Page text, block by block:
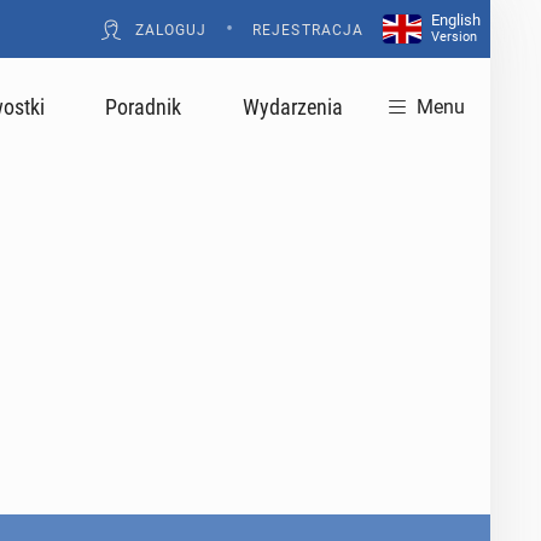
ZALOGUJ • REJESTRACJA
English
Version
Poradnik Wydarzenia Menu